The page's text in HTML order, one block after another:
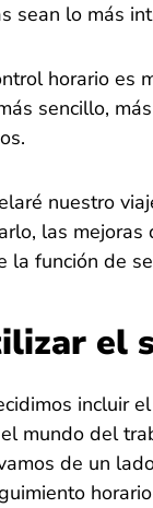
sean lo más
horario es
sencillo,
nuestro
las mejoras
la función de
el
incluir el
mundo del
de un